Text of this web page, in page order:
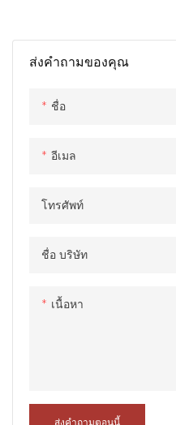
ส่งคำถามของคุณ
ชื่อ
อีเมล
โทรศัพท์
ชื่อ บริษัท
เนื้อหา
ส่งคำถามตอนนี้
อย่างแพร่หลายเป็นห้องนั่งเล่น,
สำนักงาน, ห้องประชุม, หอพัก, อ